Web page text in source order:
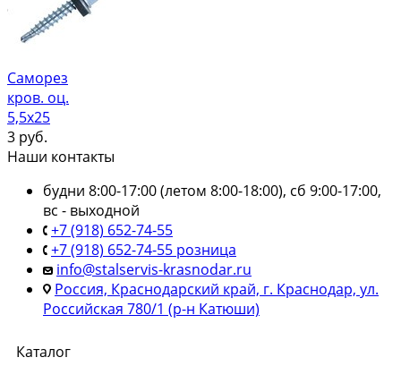
Саморез
кров. оц.
5,5х25
3 руб.
Наши контакты
будни 8:00-17:00 (летом 8:00-18:00), сб 9:00-17:00,
вс - выходной
+7 (918) 652-74-55
+7 (918) 652-74-55 розница
info@stalservis-krasnodar.ru
Россия, Краснодарский край, г. Краснодар, ул.
Российская 780/1 (р-н Катюши)
Каталог